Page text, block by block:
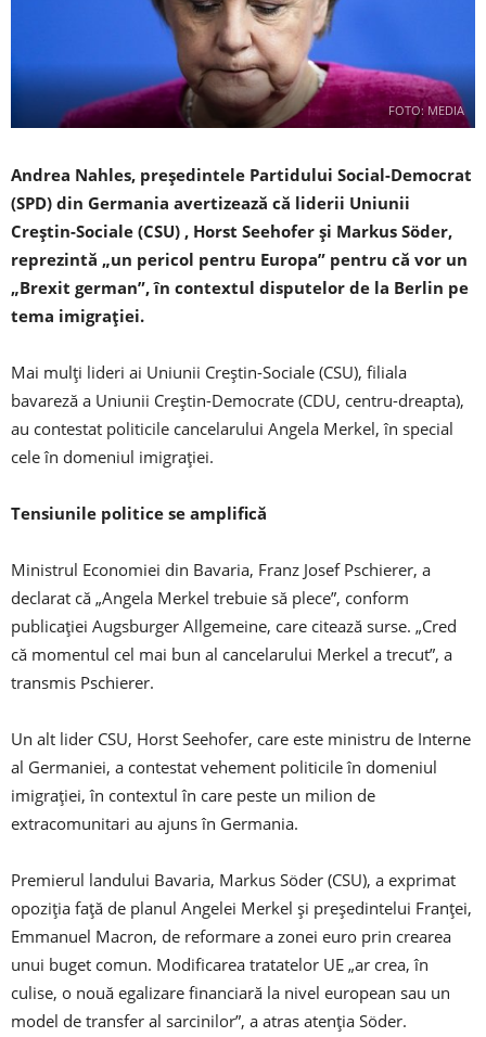
FOTO: MEDIA
Andrea Nahles, preşedintele Partidului Social-Democrat
(SPD) din Germania avertizează că liderii Uniunii
Creştin-Sociale (CSU) , Horst Seehofer şi Markus Söder,
reprezintă „un pericol pentru Europa” pentru că vor un
„Brexit german”, în contextul disputelor de la Berlin pe
tema imigraţiei.
Mai mulţi lideri ai Uniunii Creştin-Sociale (CSU), filiala
bavareză a Uniunii Creştin-Democrate (CDU, centru-dreapta),
au contestat politicile cancelarului Angela Merkel, în special
cele în domeniul imigraţiei.
Tensiunile politice se amplifică
Ministrul Economiei din Bavaria, Franz Josef Pschierer, a
declarat că „Angela Merkel trebuie să plece”, conform
publicaţiei Augsburger Allgemeine, care citează surse. „Cred
că momentul cel mai bun al cancelarului Merkel a trecut”, a
transmis Pschierer.
Un alt lider CSU, Horst Seehofer, care este ministru de Interne
al Germaniei, a contestat vehement politicile în domeniul
imigraţiei, în contextul în care peste un milion de
extracomunitari au ajuns în Germania.
Premierul landului Bavaria, Markus Söder (CSU), a exprimat
opoziţia faţă de planul Angelei Merkel şi preşedintelui Franţei,
Emmanuel Macron, de reformare a zonei euro prin crearea
unui buget comun. Modificarea tratatelor UE „ar crea, în
culise, o nouă egalizare financiară la nivel european sau un
model de transfer al sarcinilor”, a atras atenţia Söder.